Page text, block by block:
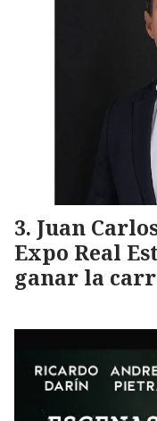
Juan
Expo Real
ganar la